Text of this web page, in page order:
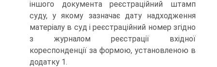
іншого документа реєстраційний штамп
суду, у якому зазначає дату надходження
матеріалу в суд і реєстраційний номер згідно
з журналом реєстрації вхідної
кореспонденції за формою, установленою в
додатку 1.